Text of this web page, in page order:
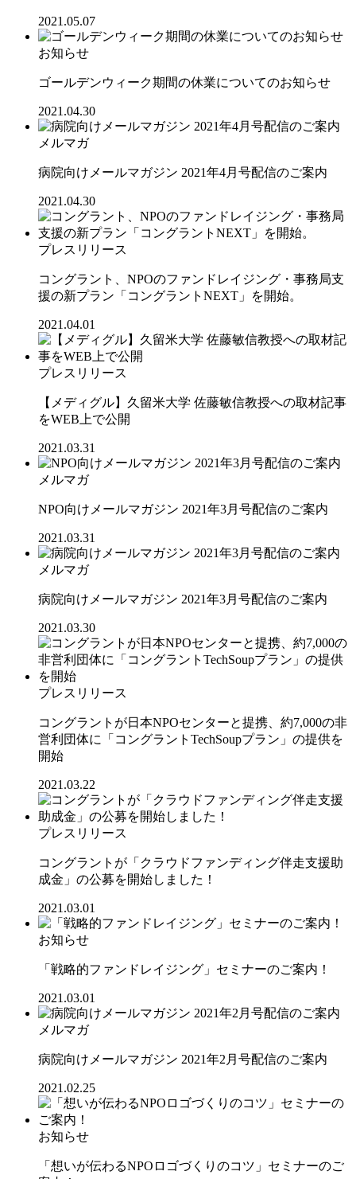
2021.05.07
お知らせ
ゴールデンウィーク期間の休業についてのお知らせ
2021.04.30
メルマガ
病院向けメールマガジン 2021年4月号配信のご案内
2021.04.30
プレスリリース
コングラント、NPOのファンドレイジング・事務局支
援の新プラン「コングラントNEXT」を開始。
2021.04.01
プレスリリース
【メディグル】久留米大学 佐藤敏信教授への取材記事
をWEB上で公開
2021.03.31
メルマガ
NPO向けメールマガジン 2021年3月号配信のご案内
2021.03.31
メルマガ
病院向けメールマガジン 2021年3月号配信のご案内
2021.03.30
プレスリリース
コングラントが日本NPOセンターと提携、約7,000の非
営利団体に「コングラントTechSoupプラン」の提供を
開始
2021.03.22
プレスリリース
コングラントが「クラウドファンディング伴走支援助
成金」の公募を開始しました！
2021.03.01
お知らせ
「戦略的ファンドレイジング」セミナーのご案内！
2021.03.01
メルマガ
病院向けメールマガジン 2021年2月号配信のご案内
2021.02.25
お知らせ
「想いが伝わるNPOロゴづくりのコツ」セミナーのご